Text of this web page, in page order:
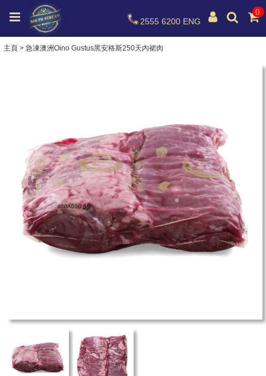
0
2555 6200 ENG
主頁 > 急凍澳洲Oino Gustus黑安格斯250天內裙肉